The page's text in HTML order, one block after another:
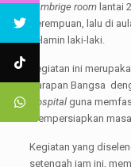
cambrige roomlantai
perempuan, lalu di
kelamin laki-laki.
Kegiatan ini
Harapan Bangsa
Hospitalguna
mempersiapkan
Kegiatan yang
setengah jam ini,